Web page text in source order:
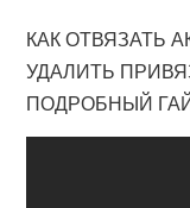
КАК ОТВЯЗАТЬ
УДАЛИТЬ
ПОДРОБНЫЙ